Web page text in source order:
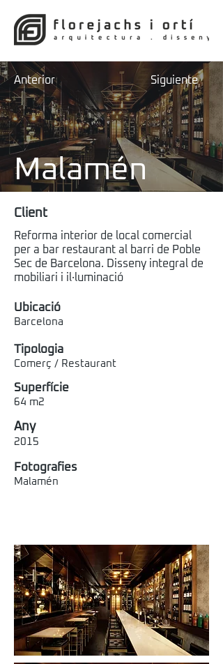
Anterior Siguiente
Malamén
Client
Reforma interior de local comercial
per a bar restaurant al barri de Poble
Sec de Barcelona. Disseny integral de
mobiliari i il·luminació
Ubicació
Barcelona
Tipologia
Comerç / Restaurant
Superfície
64 m2
Any
2015
Fotografies
Malamén